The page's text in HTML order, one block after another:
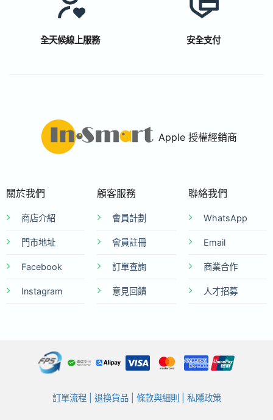
全天候線上服務 安全支付
Apple 授權經銷商
關於我們
商店介紹
門市地址
Facebook
Instagram
顧客服務
會員計劃
會員註冊
訂單查詢
意見回饋
聯絡我們
WhatsApp
Email
商業合作
人才招募
訂單流程| 退換貨品| 條款與細則 私隱政策